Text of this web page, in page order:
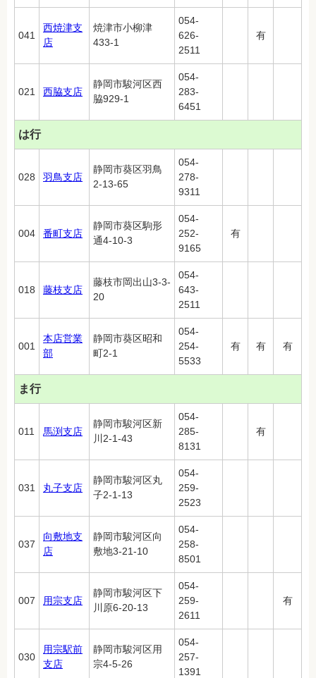
041
西焼津支
店
焼津市小柳津
433-1
054-
626-
2511
有
021 西脇支店
静岡市駿河区西
脇929-1
054-
283-
6451
は行
028 羽鳥支店
静岡市葵区羽鳥
2-13-65
054-
278-
9311
004 番町支店
静岡市葵区駒形
通4-10-3
054-
252-
9165
有
018 藤枝支店
藤枝市岡出山3-3-
20
054-
643-
2511
001
本店営業
部
静岡市葵区昭和
町2-1
054-
254-
5533
有 有 有
ま行
011 馬渕支店
静岡市駿河区新
川2-1-43
054-
285-
8131
有
031 丸子支店
静岡市駿河区丸
子2-1-13
054-
259-
2523
037
向敷地支
店
静岡市駿河区向
敷地3-21-10
054-
258-
8501
007 用宗支店
静岡市駿河区下
川原6-20-13
054-
259-
2611
有
030
用宗駅前
支店
静岡市駿河区用
宗4-5-26
054-
257-
1391